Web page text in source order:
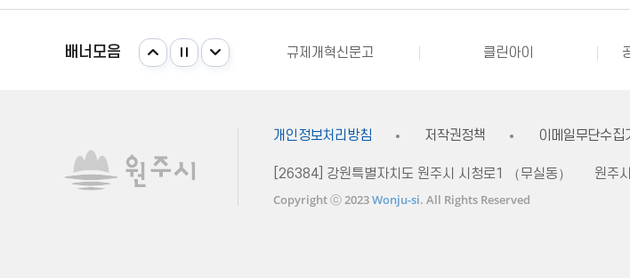
배너모음
강원일자리정보망
강원자비스
규제개혁신문고
클린아이
개인정보처리방침
저작권정책 이메일무단수집
[26384] 강원특별자치도 원주시 시청로1 （무실동） 원주
Copyright ⓒ 2023Wonju-si. All Rights Reserved